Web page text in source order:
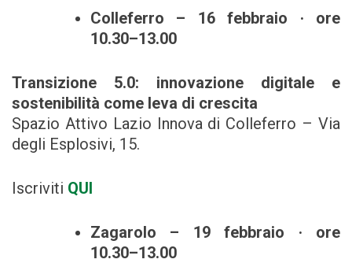
Colleferro – 16 febbraio · ore
10.30–13.00
Transizione 5.0: innovazione digitale e
sostenibilità come leva di crescita
Spazio Attivo Lazio Innova di Colleferro – Via
degli Esplosivi, 15.
Iscriviti QUI
Zagarolo – 19 febbraio · ore
10.30–13.00